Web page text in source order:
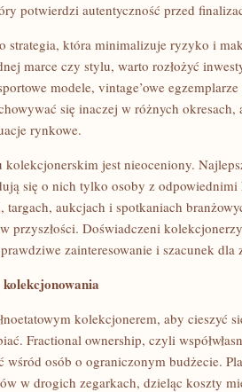
potwierdzi autentyczność przed
która minimalizuje ryzyko i
marce czy stylu, warto rozłożyć
modele, vintage’owe
się inaczej w różnych
rynkowe.
jest nieoceniony.
się o nich tylko osoby z
aukcjach i spotkaniach
przyszłości. Doświadczeni
zainteresowanie i szacunek dla
kolekcjonerem, aby cieszyć
Fractional ownership, czyli
wśród osób o ograniczonym budżecie.
w drogich zegarkach, dzieląc koszty